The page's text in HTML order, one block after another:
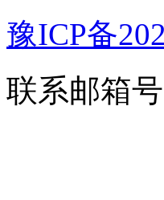
豫ICP备
联系邮箱